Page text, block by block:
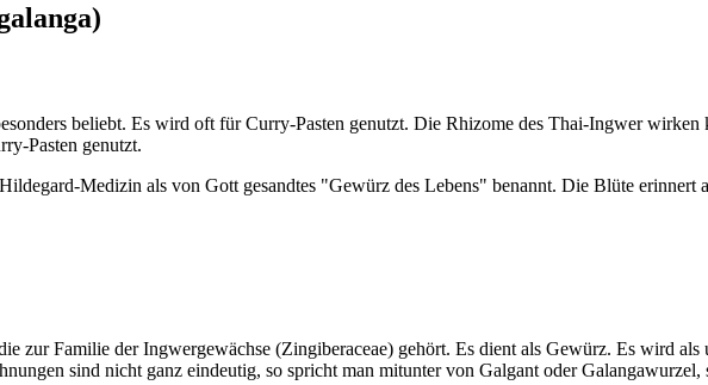
beliebt. Es wird oft für Curry-Pasten genutzt. Die Rhizome des Thai-Ingwer
Pasten genutzt.
Medizin als von Gott gesandtes "Gewürz des Lebens" benannt. Die Blüte erinnert
zur Familie der Ingwergewächse (Zingiberaceae) gehört. Es dient als Gewürz. Es wird als
sind nicht ganz eindeutig, so spricht man mitunter von Galgant oder